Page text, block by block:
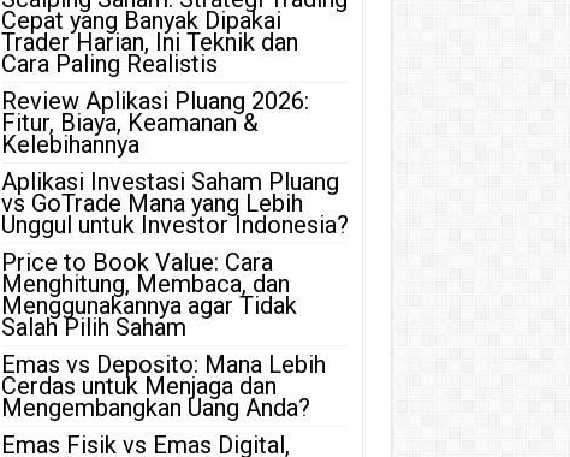
Cepat yang Banyak Dipakai
Trader Harian, Ini Teknik dan
Cara Paling Realistis
Review Aplikasi Pluang 2026:
Fitur, Biaya, Keamanan &
Kelebihannya
Aplikasi Investasi Saham Pluang
vs GoTrade Mana yang Lebih
Unggul untuk Investor Indonesia?
Price to Book Value: Cara
Menghitung, Membaca, dan
Menggunakannya agar Tidak
Salah Pilih Saham
Emas vs Deposito: Mana Lebih
Cerdas untuk Menjaga dan
Mengembangkan Uang Anda?
Emas Fisik vs Emas Digital,